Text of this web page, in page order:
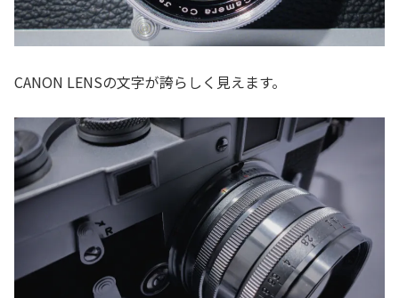
CANON LENSの文字が誇らしく見えます。